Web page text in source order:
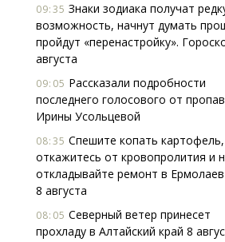
09:35 Знаки зодиака получат
возможность, начнут думать
пройдут «перенастройку».
августа
09:05 Рассказали подробности
последнего голосового от
Ирины Усольцевой
08:35 Спешите копать картофель,
откажитесь от кровопролития и
откладывайте ремонт в
8 августа
08:05 Северный ветер принесет
прохладу в Алтайский край 8
штормит
СТРОИТЕЛЬСТВО